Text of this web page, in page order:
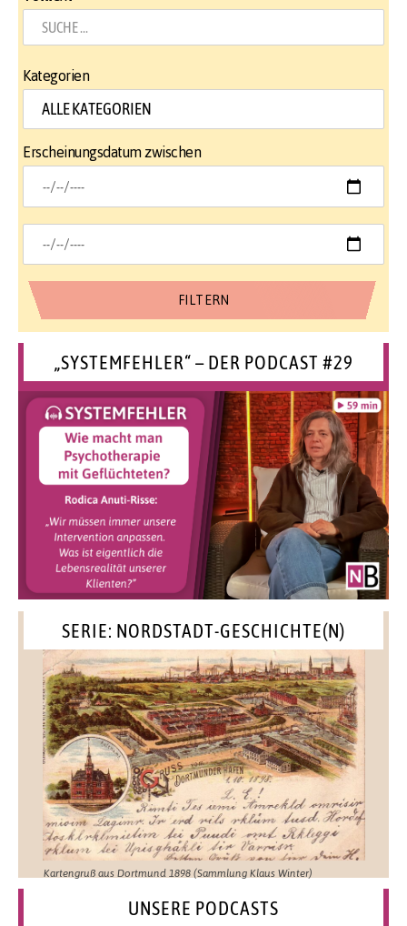
Kategorien
Erscheinungsdatum zwischen
„SYSTEMFEHLER“ – DER PODCAST #29
SERIE: NORDSTADT-GESCHICHTE(N)
Kartengruß aus Dortmund 1898 (Sammlung Klaus Winter)
UNSERE PODCASTS